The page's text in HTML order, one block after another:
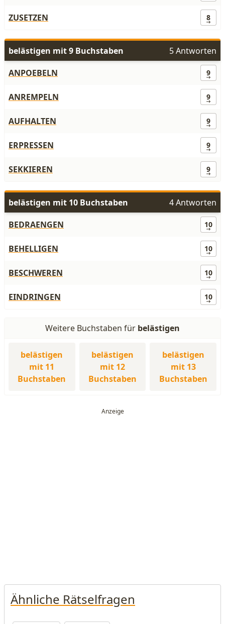
ZUSETZEN 8
belästigen mit 9 Buchstaben
5 Antworten
ANPOEBELN
9
ANREMPELN 9
AUFHALTEN 9
ERPRESSEN 9
SEKKIEREN 9
belästigen mit 10 Buchstaben
4 Antworten
BEDRAENGEN
10
BEHELLIGEN 10
BESCHWEREN 10
EINDRINGEN 10
Weitere Buchstaben für belästigen
belästigen
mit 11
Buchstaben
belästigen
mit 12
Buchstaben
belästigen
mit 13
Buchstaben
Ähnliche Rätselfragen